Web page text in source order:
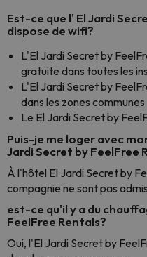
Est-ce que l' El Jardi
dispose de wifi?
L'El Jardi Secret by
gratuite dans toutes les
L'El Jardi Secret by
dans les zones communes
Le El Jardi Secret by
Puis-je me loger avec
Jardi Secret by FeelFree
À l'hôtel El Jardi Secret by
compagnie ne sont pas
est-ce qu'il y a du
FeelFree Rentals?
Oui, l'El Jardi Secret by